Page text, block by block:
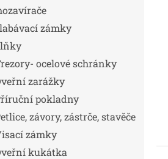
zámky
ocelové schránky
zarážky
pokladny
závory, zástrče, stavěče
zámky
kukátka